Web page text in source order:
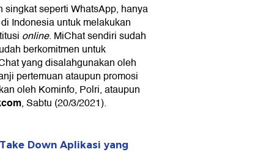
seperti WhatsApp, hanya
Indonesia untuk melakukan
online. MiChat sendiri sudah
berkomitmen untuk
yang disalahgunakan oleh
pertemuan ataupun promosi
oleh Kominfo, Polri, ataupun
, Sabtu (20/3/2021).
Down Aplikasi yang